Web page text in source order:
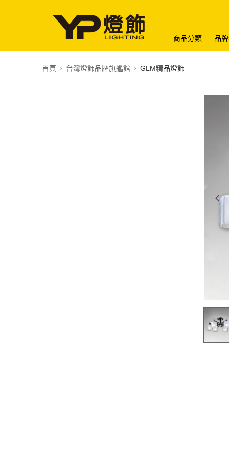
商品分類 品
首頁 台灣燈飾品牌旗艦館 GLM精品燈飾